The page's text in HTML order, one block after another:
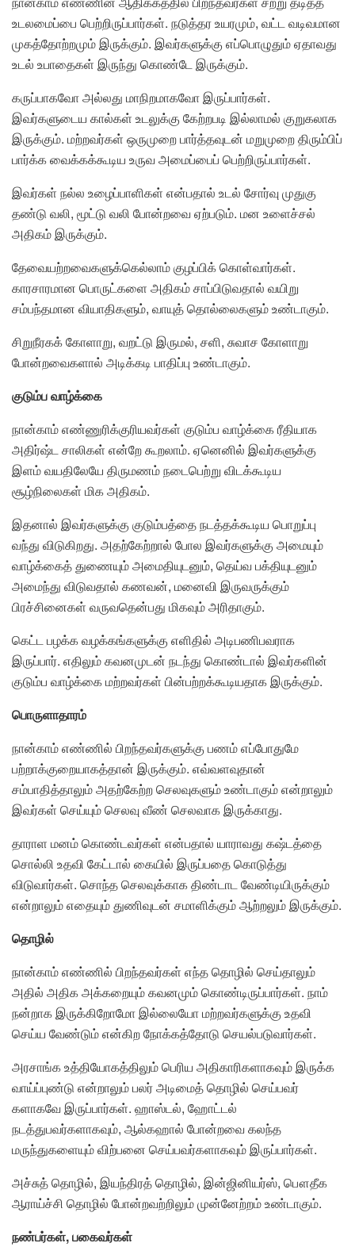
உடலமைப்பை பெற்றிருப்பார்கள். நடுத்தர உயரமும், வட்ட வடிவமான
முகத்தோற்றமும் இருக்கும். இவர்களுக்கு எப்பொழுதும் ஏதாவது
உடல் உபாதைகள் இருந்து கொண்டே இருக்கும்.
கருப்பாகவோ அல்லது மாநிறமாகவோ இருப்பார்கள்.
இவர்களுடைய கால்கள் உடலுக்கு கேற்றபடி இல்லாமல் குறுகலாக
இருக்கும். மற்றவர்கள் ஒருமுறை பார்த்தவுடன் மறுமுறை திரும்பிப்
பார்க்க வைக்கக்கூடிய உருவ அமைப்பைப் பெற்றிருப்பார்கள்.
இவர்கள் நல்ல உழைப்பாளிகள் என்பதால் உடல் சோர்வு முதுகு
தண்டு வலி, மூட்டு வலி போன்றவை ஏற்படும். மன உளைச்சல்
அதிகம் இருக்கும்.
தேவையற்றவைகளுக்கெல்லாம் குழப்பிக் கொள்வார்கள்.
காரசாரமான பொருட்களை அதிகம் சாப்பிடுவதால் வயிறு
சம்பந்தமான வியாதிகளும், வாயுத் தொல்லைகளும் உண்டாகும்.
சிறுநீரகக் கோளாறு, வறட்டு இருமல், சளி, சுவாச கோளாறு
போன்றவைகளால் அடிக்கடி பாதிப்பு உண்டாகும்.
குடும்ப வாழ்க்கை
நான்காம் எண்ணுரிக்குரியவர்கள் குடும்ப வாழ்க்கை ரீதியாக
அதிர்ஷ்ட சாலிகள் என்றே கூறலாம். ஏனெனில் இவர்களுக்கு
இளம் வயதிலேயே திருமணம் நடைபெற்று விடக்கூடிய
சூழ்நிலைகள் மிக அதிகம்.
இதனால் இவர்களுக்கு குடும்பத்தை நடத்தக்கூடிய பொறுப்பு
வந்து விடுகிறது. அதற்கேற்றால் போல இவர்களுக்கு அமையும்
வாழ்க்கைத் துணையும் அமைதியுடனும், தெய்வ பக்தியுடனும்
அமைந்து விடுவதால் கணவன், மனைவி இருவருக்கும்
பிரச்சினைகள் வருவதென்பது மிகவும் அரிதாகும்.
கெட்ட பழக்க வழக்கங்களுக்கு எளிதில் அடிபணிபவராக
இருப்பார். எதிலும் கவனமுடன் நடந்து கொண்டால் இவர்களின்
குடும்ப வாழ்க்கை மற்றவர்கள் பின்பற்றக்கூடியதாக இருக்கும்.
பொருளாதாரம்
நான்காம் எண்ணில் பிறந்தவர்களுக்கு பணம் எப்போதுமே
பற்றாக்குறையாகத்தான் இருக்கும். எவ்வளவுதான்
சம்பாதித்தாலும் அதற்கேற்ற செலவுகளும் உண்டாகும் என்றாலும்
இவர்கள் செய்யும் செலவு வீண் செலவாக இருக்காது.
தாராள மனம் கொண்டவர்கள் என்பதால் யாராவது கஷ்டத்தை
சொல்லி உதவி கேட்டால் கையில் இருப்பதை கொடுத்து
விடுவார்கள். சொந்த செலவுக்காக திண்டாட வேண்டியிருக்கும்
என்றாலும் எதையும் துணிவுடன் சமாளிக்கும் ஆற்றலும் இருக்கும்.
தொழில்
நான்காம் எண்ணில் பிறந்தவர்கள் எந்த தொழில் செய்தாலும்
அதில் அதிக அக்கறையும் கவனமும் கொண்டிருப்பார்கள். நாம்
நன்றாக இருக்கிறோமோ இல்லையோ மற்றவர்களுக்கு உதவி
செய்ய வேண்டும் என்கிற நோக்கத்தோடு செயல்படுவார்கள்.
அரசாங்க உத்தியோகத்திலும் பெரிய அதிகாரிகளாகவும் இருக்க
வாய்ப்புண்டு என்றாலும் பலர் அடிமைத் தொழில் செய்பவர்
களாகவே இருப்பார்கள். ஹாஸ்டல், ஹோட்டல்
நடத்துபவர்களாகவும், ஆல்கஹால் போன்றவை கலந்த
மருந்துகளையும் விற்பனை செய்பவர்களாகவும் இருப்பார்கள்.
அச்சுத் தொழில், இயந்திரத் தொழில், இன்ஜினியர்ஸ், பௌதீக
ஆராய்ச்சி தொழில் போன்றவற்றிலும் முன்னேற்றம் உண்டாகும்.
நண்பர்கள், பகைவர்கள்